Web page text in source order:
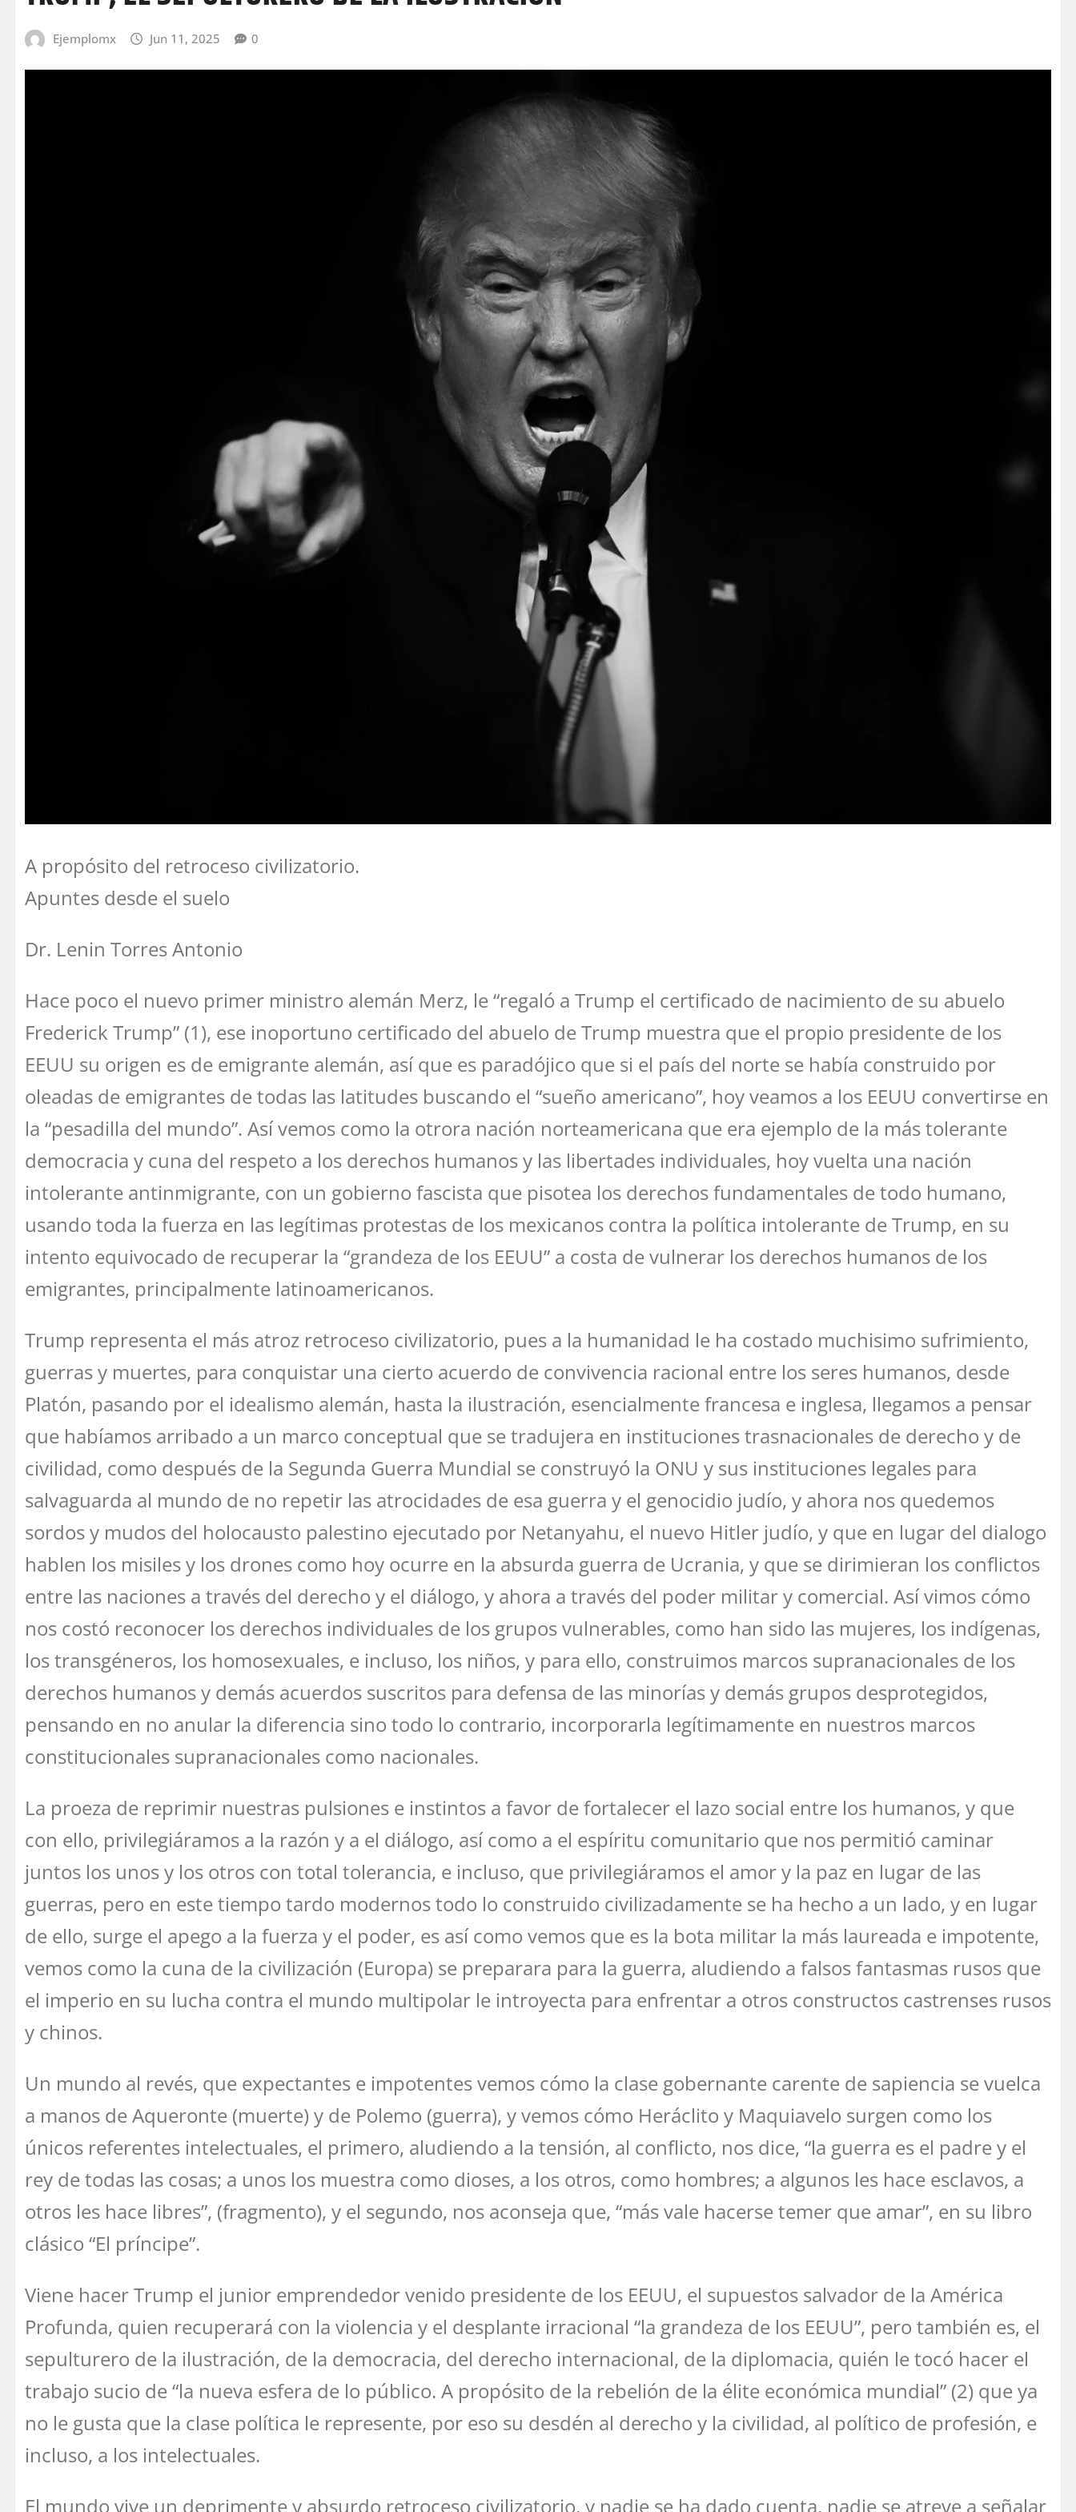
Ejemplomx Jun 11, 2025 0
A propósito del retroceso civilizatorio.
Apuntes desde el suelo
Dr. Lenin Torres Antonio
Hace poco el nuevo primer ministro alemán Merz, le “regaló a Trump el certificado de nacimiento de su abuelo
Frederick Trump” (1), ese inoportuno certificado del abuelo de Trump muestra que el propio presidente de los
EEUU su origen es de emigrante alemán, así que es paradójico que si el país del norte se había construido por
oleadas de emigrantes de todas las latitudes buscando el “sueño americano”, hoy veamos a los EEUU convertirse en
la “pesadilla del mundo”. Así vemos como la otrora nación norteamericana que era ejemplo de la más tolerante
democracia y cuna del respeto a los derechos humanos y las libertades individuales, hoy vuelta una nación
intolerante antinmigrante, con un gobierno fascista que pisotea los derechos fundamentales de todo humano,
usando toda la fuerza en las legítimas protestas de los mexicanos contra la política intolerante de Trump, en su
intento equivocado de recuperar la “grandeza de los EEUU” a costa de vulnerar los derechos humanos de los
emigrantes, principalmente latinoamericanos.
Trump representa el más atroz retroceso civilizatorio, pues a la humanidad le ha costado muchisimo sufrimiento,
guerras y muertes, para conquistar una cierto acuerdo de convivencia racional entre los seres humanos, desde
Platón, pasando por el idealismo alemán, hasta la ilustración, esencialmente francesa e inglesa, llegamos a pensar
que habíamos arribado a un marco conceptual que se tradujera en instituciones trasnacionales de derecho y de
civilidad, como después de la Segunda Guerra Mundial se construyó la ONU y sus instituciones legales para
salvaguarda al mundo de no repetir las atrocidades de esa guerra y el genocidio judío, y ahora nos quedemos
sordos y mudos del holocausto palestino ejecutado por Netanyahu, el nuevo Hitler judío, y que en lugar del dialogo
hablen los misiles y los drones como hoy ocurre en la absurda guerra de Ucrania, y que se dirimieran los conflictos
entre las naciones a través del derecho y el diálogo, y ahora a través del poder militar y comercial. Así vimos cómo
nos costó reconocer los derechos individuales de los grupos vulnerables, como han sido las mujeres, los indígenas,
los transgéneros, los homosexuales, e incluso, los niños, y para ello, construimos marcos supranacionales de los
derechos humanos y demás acuerdos suscritos para defensa de las minorías y demás grupos desprotegidos,
pensando en no anular la diferencia sino todo lo contrario, incorporarla legítimamente en nuestros marcos
constitucionales supranacionales como nacionales.
La proeza de reprimir nuestras pulsiones e instintos a favor de fortalecer el lazo social entre los humanos, y que
con ello, privilegiáramos a la razón y a el diálogo, así como a el espíritu comunitario que nos permitió caminar
juntos los unos y los otros con total tolerancia, e incluso, que privilegiáramos el amor y la paz en lugar de las
guerras, pero en este tiempo tardo modernos todo lo construido civilizadamente se ha hecho a un lado, y en lugar
de ello, surge el apego a la fuerza y el poder, es así como vemos que es la bota militar la más laureada e impotente,
vemos como la cuna de la civilización (Europa) se preparara para la guerra, aludiendo a falsos fantasmas rusos que
el imperio en su lucha contra el mundo multipolar le introyecta para enfrentar a otros constructos castrenses rusos
y chinos.
Un mundo al revés, que expectantes e impotentes vemos cómo la clase gobernante carente de sapiencia se vuelca
a manos de Aqueronte (muerte) y de Polemo (guerra), y vemos cómo Heráclito y Maquiavelo surgen como los
únicos referentes intelectuales, el primero, aludiendo a la tensión, al conflicto, nos dice, “la guerra es el padre y el
rey de todas las cosas; a unos los muestra como dioses, a los otros, como hombres; a algunos les hace esclavos, a
otros les hace libres”, (fragmento), y el segundo, nos aconseja que, “más vale hacerse temer que amar”, en su libro
clásico “El príncipe”.
Viene hacer Trump el junior emprendedor venido presidente de los EEUU, el supuestos salvador de la América
Profunda, quien recuperará con la violencia y el desplante irracional “la grandeza de los EEUU”, pero también es, el
sepulturero de la ilustración, de la democracia, del derecho internacional, de la diplomacia, quién le tocó hacer el
trabajo sucio de “la nueva esfera de lo público. A propósito de la rebelión de la élite económica mundial” (2) que ya
no le gusta que la clase política le represente, por eso su desdén al derecho y la civilidad, al político de profesión, e
incluso, a los intelectuales.
El mundo vive un deprimente y absurdo retroceso civilizatorio, y nadie se ha dado cuenta, nadie se atreve a señalar